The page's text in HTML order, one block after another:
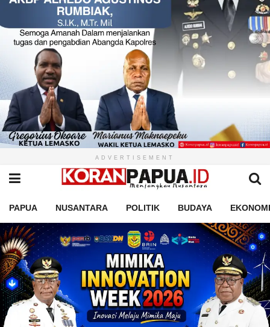
ADVERTISEMENT
PAPUA NUSANTARA POLITIK BUDAYA EKONOMI